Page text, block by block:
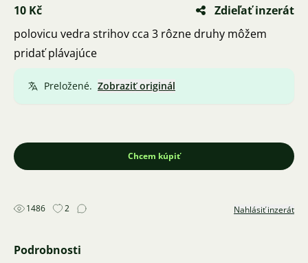
10 Kč
Zdieľať inzerát
polovicu vedra strihov cca 3 rôzne druhy môžem
pridať plávajúce
Preložené. Zobraziť originál
Chcem kúpiť
1486 2 Nahlásiť inzerát
Podrobnosti